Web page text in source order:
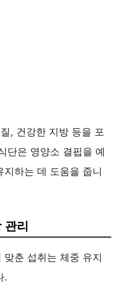
, 건강한 지방 등을 포
단은 영양소 결핍을 예
지하는 데 도움을 줍니
리
맞춘 섭취는 체중 유지
.